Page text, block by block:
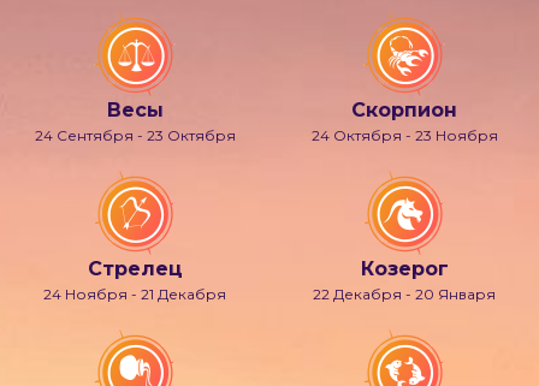
Весы
24 Сентября - 23 Октября
Скорпион
24 Октября - 23 Ноября
Стрелец
24 Ноября - 21 Декабря
Козерог
22 Декабря - 20 Января